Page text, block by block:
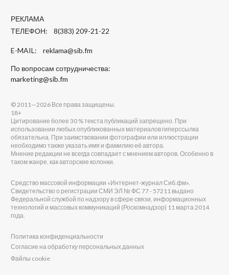
РЕКЛАМА
ТЕЛЕФОН: 8(383) 209-21-22
E-MAIL: reklama@sib.fm
По вопросам сотрудничества:
marketing@sib.fm
© 2011—2026 Все права защищены.
18+
Цитирование более 30 % текста публикаций запрещено. При
использовании любых опубликованных материалов гиперссылка
обязательна. При заимствовании фотографии или иллюстрации
необходимо также указать имя и фамилию её автора.
Мнение редакции не всегда совпадает с мнением авторов. Особенно в
таком жанре, как авторские колонки.
Средство массовой информации «Интернет-журнал Сиб.фм».
Свидетельство о регистрации СМИ ЭЛ № ФС 77 - 57211 выдано
Федеральной службой по надзору в сфере связи, информационных
технологий и массовых коммуникаций (Роскомнадзор) 11 марта 2014
года.
Политика конфиденциальности
Согласие на обработку персональных данных
Файлы cookie